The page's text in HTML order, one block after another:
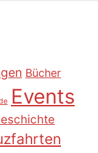
Bücher
Events